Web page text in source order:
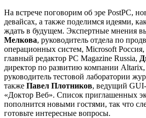
На встрече поговорим об эре PostPC,
девайсах, а также поделимся идеями,
ждать в будущем. Экспертные мнения
Мелкова, руководитель отдела по
операционных систем, Microsoft Россия,
главный редактор PC Magazine Russia,
директор по развитию компании Altarix,
руководитель тестовой лаборатории
также Павел Плотников, ведущий
«Доктор Веб». Список приглашенных
пополнится новыми гостями, так что
готовьте интересные вопросы.